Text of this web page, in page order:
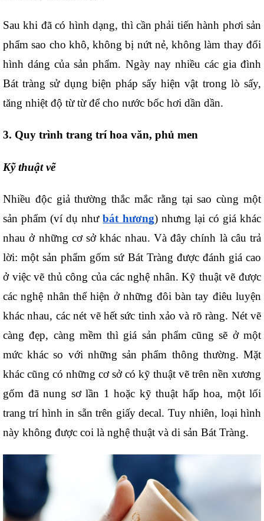
Sau khi đã có hình dạng, thì cần phải tiến hành phơi sản
phẩm sao cho khô, không bị nứt nẻ, không làm thay đổi
hình dáng của sản phẩm. Ngày nay nhiều các gia đình
Bát tràng sử dụng biện pháp sấy hiện vật trong lò sấy,
tăng nhiệt độ từ từ để cho nước bốc hơi dần dần.
3. Quy trình trang trí hoa văn, phủ men
Kỹ thuật vẽ
Nhiều độc giả thường thắc mắc rằng tại sao cùng một
sản phẩm (ví dụ như bát hương) nhưng lại có giá khác
nhau ở những cơ sở khác nhau. Và đây chính là câu trả
lời: một sản phẩm gốm sứ Bát Tràng được đánh giá cao
ở việc vẽ thủ công của các nghệ nhân. Kỹ thuật vẽ được
các nghệ nhân thể hiện ở những đôi bàn tay điêu luyện
khác nhau, các nét vẽ hết sức tinh xảo và rõ ràng. Nét vẽ
càng đẹp, càng mềm thì giá sản phẩm cũng sẽ ở một
mức khác so với những sản phẩm thông thường. Mặt
khác cũng có những cơ sở có kỹ thuật vẽ trên nền xương
gốm đã nung sơ lần 1 hoặc kỹ thuật hấp hoa, một lối
trang trí hình in sẵn trên giấy decal. Tuy nhiên, loại hình
này không được coi là nghệ thuật và di sản Bát Tràng.